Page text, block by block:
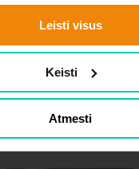
Leisti visus
Keisti
Atmesti
KOMPLEKTAS